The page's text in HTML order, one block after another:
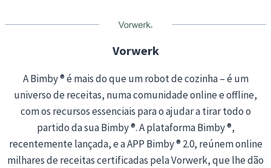
g
Vorwerk
A Bimby ® é mais do que um robot de cozinha – é um
universo de receitas, numa comunidade online e offline,
com os recursos essenciais para o ajudar a tirar todo o
partido da sua Bimby ®. A plataforma Bimby ®,
recentemente lançada, e a APP Bimby ® 2.0, reúnem online
milhares de receitas certificadas pela Vorwerk, que lhe dão